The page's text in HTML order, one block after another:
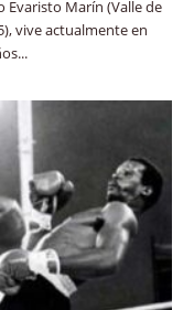
Evaristo Marín (Valle de
vive actualmente en